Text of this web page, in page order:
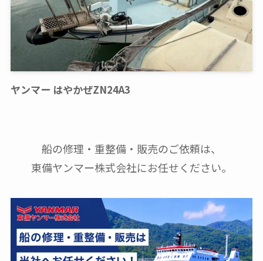
ヤンマー はやかぜZN24A3
船の修理・重整備・販売のご依頼は、
東備ヤンマー株式会社にお任せください。